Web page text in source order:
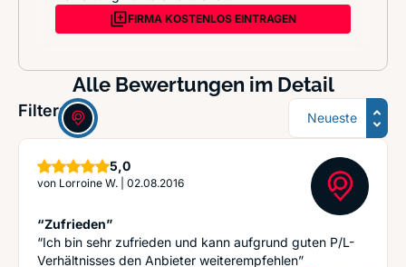
FIRMA KOSTENLOS EINTRAGEN
Alle Bewertungen im Detail
Filter: Sortierung
5,0Sterne
von Lorroine W. 02.08.2016
“Zufrieden”
“Ich bin sehr zufrieden und kann aufgrund guten P/L-
Verhältnisses den Anbieter weiterempfehlen”